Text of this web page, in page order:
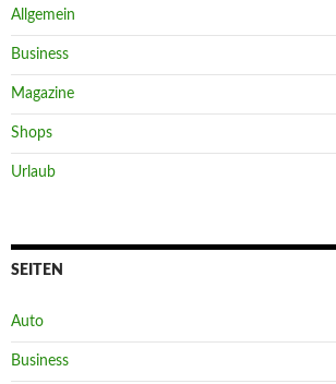
Allgemein
Business
Magazine
Shops
Urlaub
SEITEN
Auto
Business